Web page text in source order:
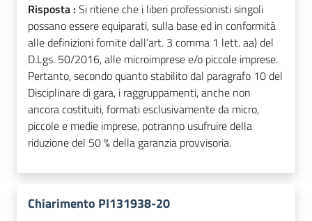
Risposta : Si ritiene che i liberi professionisti singoli
possano essere equiparati, sulla base ed in conformità
alle definizioni fornite dall’art. 3 comma 1 lett. aa) del
D.Lgs. 50/2016, alle microimprese e/o piccole imprese.
Pertanto, secondo quanto stabilito dal paragrafo 10 del
Disciplinare di gara, i raggruppamenti, anche non
ancora costituiti, formati esclusivamente da micro,
piccole e medie imprese, potranno usufruire della
riduzione del 50 % della garanzia provvisoria.
Chiarimento PI131938-20